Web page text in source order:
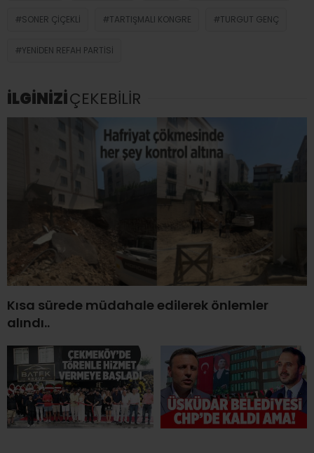
SONER ÇIÇEKLI TARTIŞMALI KONGRE TURGUT GENÇ
YENIDEN REFAH PARTISI
İLGİNİZİÇEKEBİLİR
Kısa sürede müdahale edilerek önlemler
alındı..